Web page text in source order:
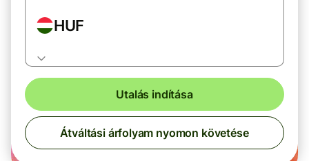
HUF
Utalás indítása
Átváltási árfolyam nyomon követése